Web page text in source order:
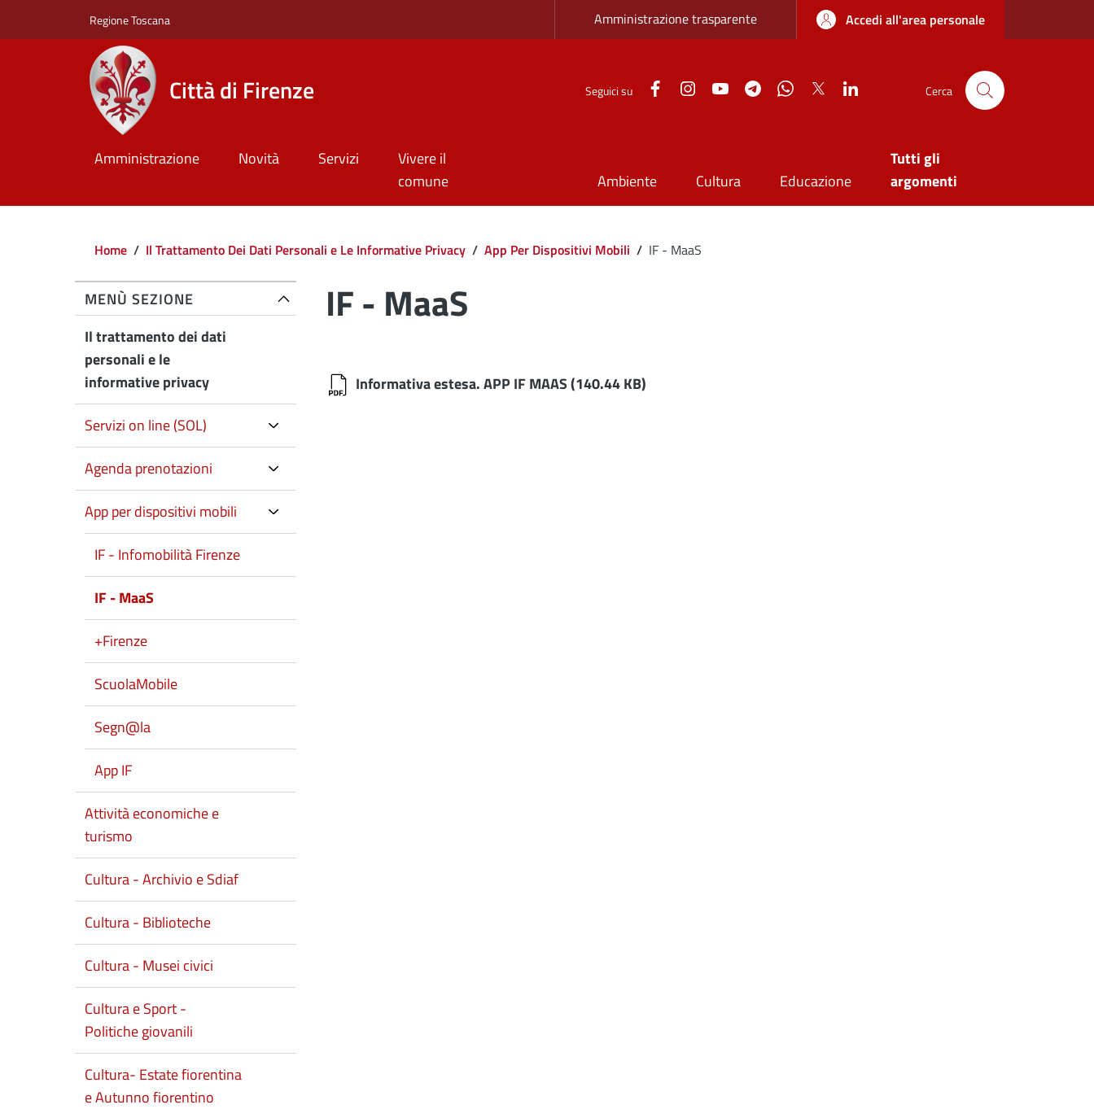
Regione Toscana Zona superiore sottile
Amministrazione trasparente Accedi all'area personale
Città di Firenze Seguici su FacebookInstagramYouTubeTelegramWhatsApp
Twitter Cerca
Amministrazione Novità Servizi
Vivere il
comune
Ambiente Cultura Educazione
Tutti gli
argomenti
Briciole di pane
Home / Il Trattamento Dei Dati Personali e Le Informative Privacy / App Per Dispositivi Mobili / IF - MaaS
MENÙ SEZIONE
Il trattamento dei dati
personali e le
informative privacy
Servizi on line (SOL)
Agenda prenotazioni
App per dispositivi mobili
IF - Infomobilità Firenze
IF - MaaS
+Firenze
ScuolaMobile
Segn@la
App IF
Attività economiche e
turismo
Cultura - Archivio e Sdiaf
Cultura - Biblioteche
Cultura - Musei civici
Cultura e Sport -
Politiche giovanili
Cultura- Estate fiorentina
e Autunno fiorentino
IF - MaaS
Informativa estesa. APP IF MAAS(140.44 KB)